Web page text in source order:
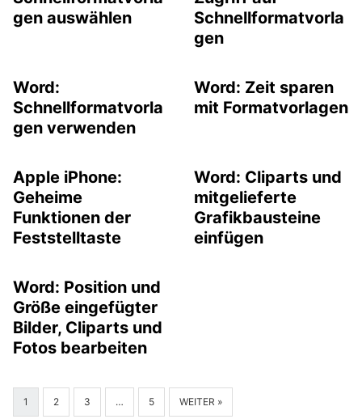
gen auswählen
Schnellformatvorla
gen
Word:
Schnellformatvorla
gen verwenden
Word: Zeit sparen
mit Formatvorlagen
Apple iPhone:
Geheime
Funktionen der
Feststelltaste
Word: Cliparts und
mitgelieferte
Grafikbausteine
einfügen
Word: Position und
Größe eingefügter
Bilder, Cliparts und
Fotos bearbeiten
1 2 3 … 5 WEITER »